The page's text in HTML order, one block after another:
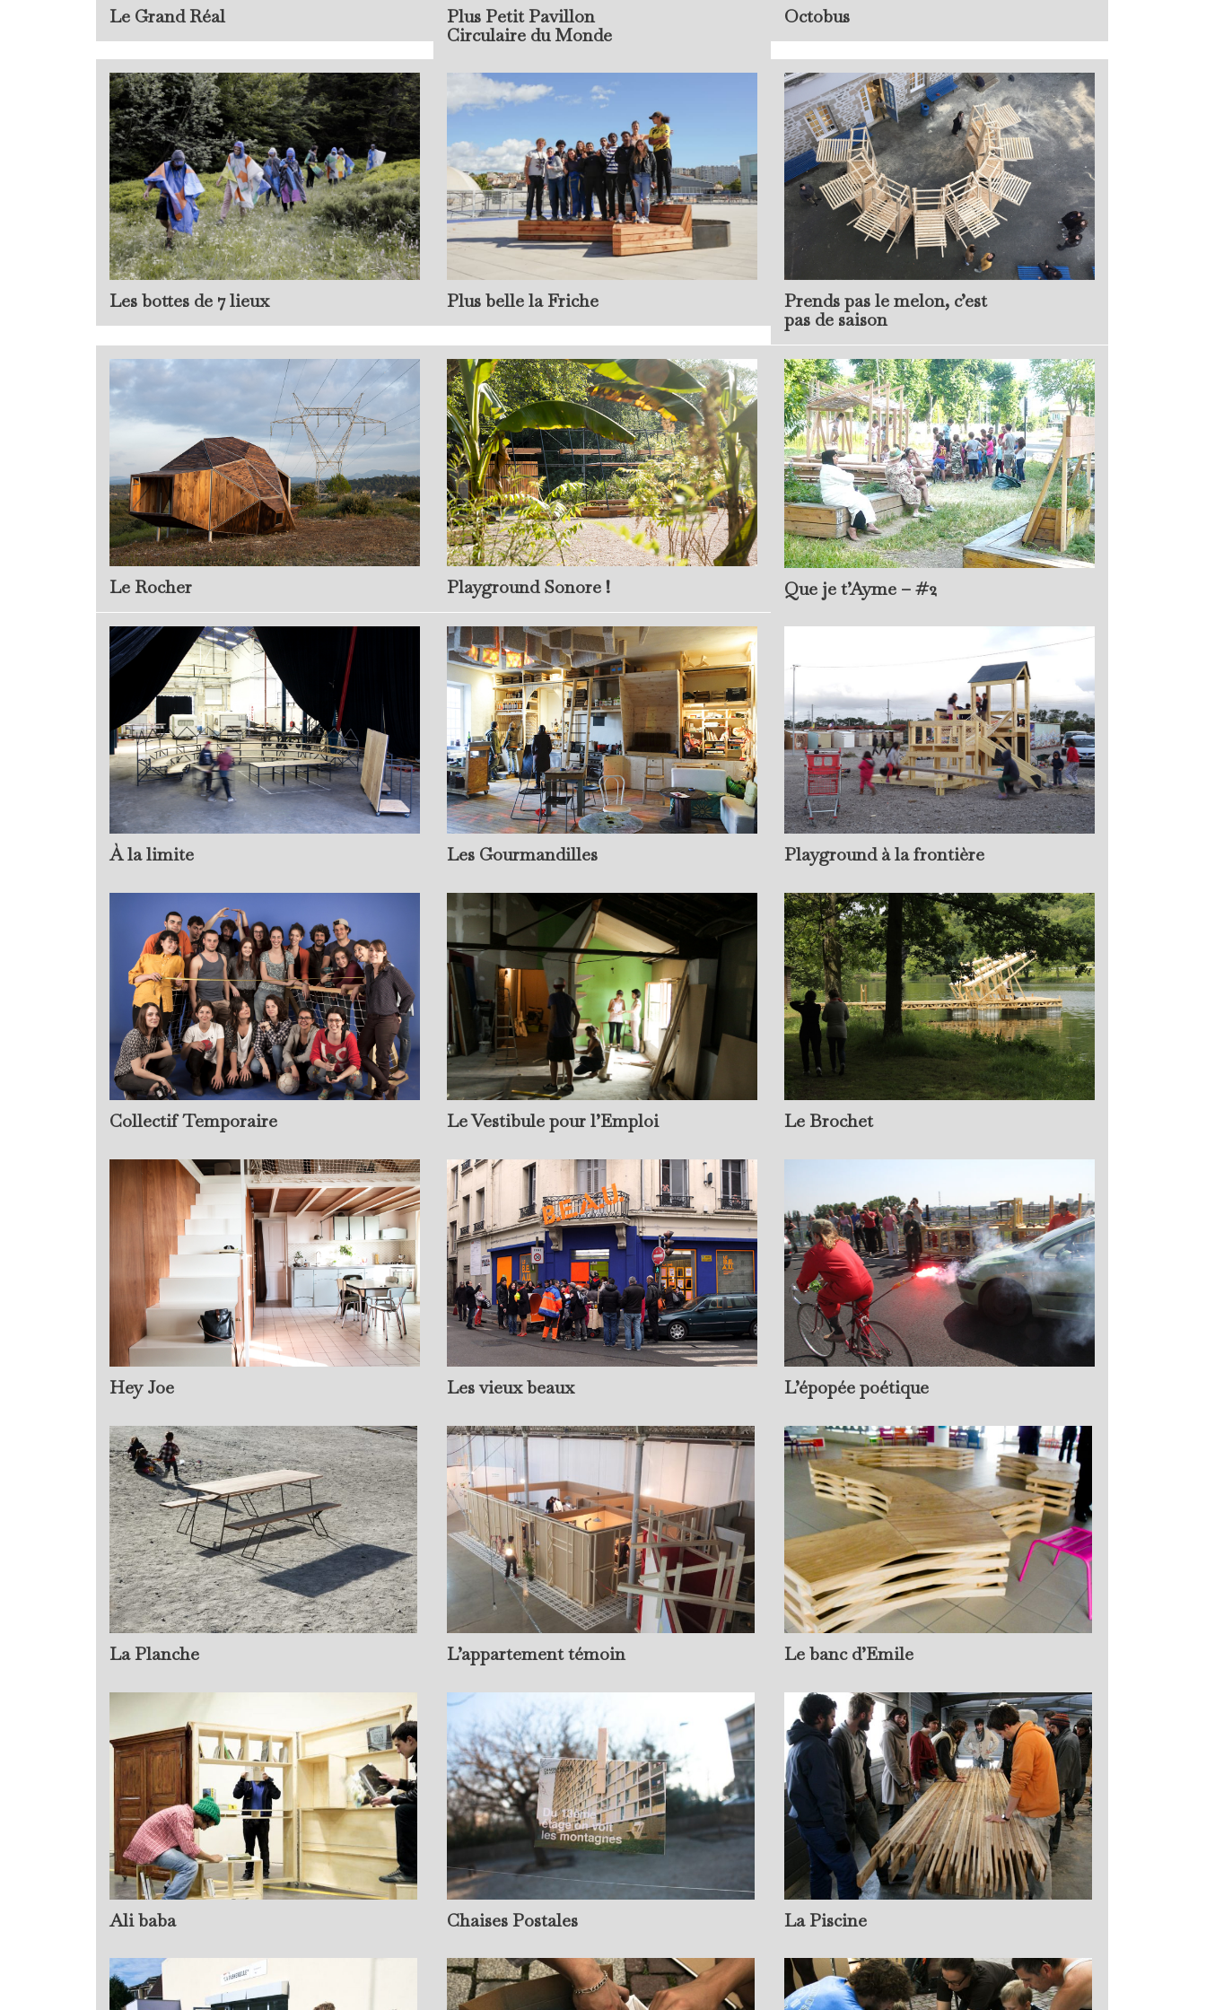
Le Grand Réal
Plus Petit Pavillon
Circulaire du Monde
Octobus
Les bottes de 7 lieux Plus belle la Friche
Prends pas le melon, c’est
pas de saison
Le Rocher Playground Sonore ! Que je t’Ayme – #2
À la limite Les Gourmandilles Playground à la frontière
Collectif Temporaire Le Vestibule pour l’Emploi Le Brochet
Hey Joe Les vieux beaux L’épopée poétique
La Planche L’appartement témoin Le banc d’Emile
Ali baba Chaises Postales La Piscine